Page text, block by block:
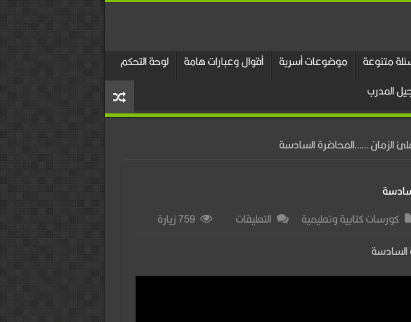
متنوعة موضوعات أسرية أقوال وعبارات هامة
لوحة التحكم
المدرب
الزمان ……المحاضرة السادسة
كورسات كتابية وتعليمية التعليقات
فى
759 زيارة